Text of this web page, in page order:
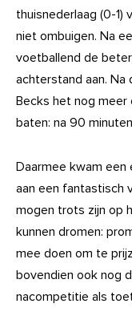
thuisnederlaag (0-1)
niet ombuigen. Na
voetballend de
achterstand aan.
Becks het nog meer
baten: na 90
Daarmee kwam
aan een fantastisch
mogen trots zijn op
kunnen dromen:
mee doen om te
bovendien ook nog
nacompetitie als